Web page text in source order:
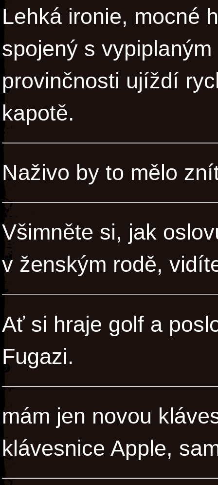
Lehká ironie, mocné
spojený s
provinčnosti ujíždí
kapotě.
Naživo by to mělo
Všimněte si, jak
v ženským rodě,
Ať si hraje golf a
Fugazi.
mám jen novou
klávesnice Apple,